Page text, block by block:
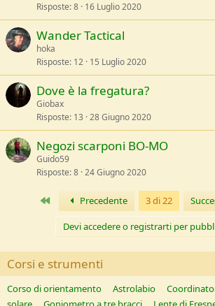
Risposte 8 16 Luglio 2020
Wander Tactical
hoka
Risposte 12 15 Luglio 2020
Dove è la fregatura?
Giobax
Risposte 13 28 Giugno 2020
Negozi scarponi BO-MO
Guido59
Risposte 8 24 Giugno 2020
Primo Precedente 3 di 22
Devi accedere o registrarti per
Corsi e strumenti
Corso di orientamento Astrolabio